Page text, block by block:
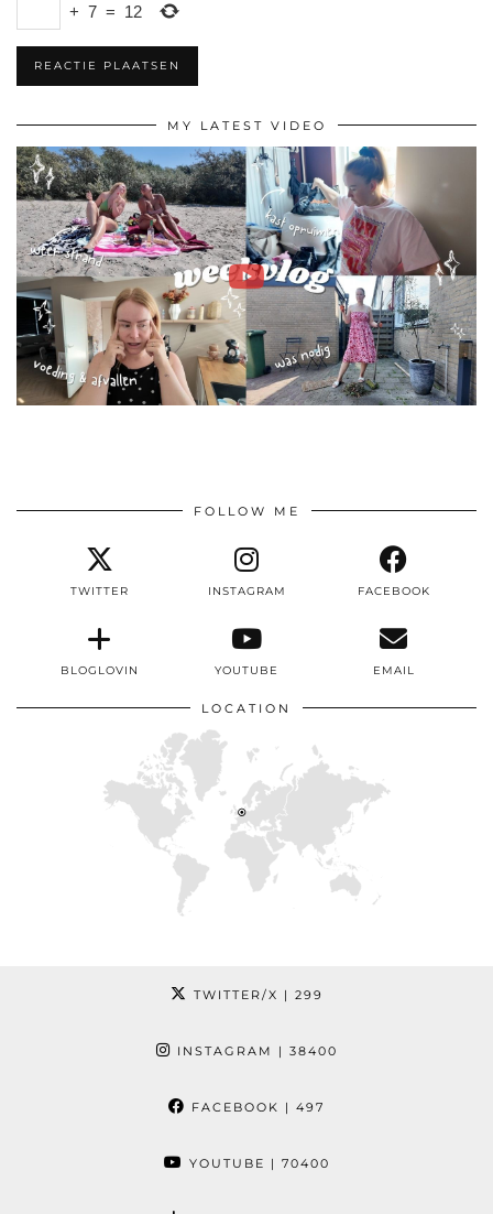
+ 7 = 12
MY LATEST VIDEO
FOLLOW ME
TWITTER INSTAGRAM FACEBOOK
BLOGLOVIN YOUTUBE EMAIL
LOCATION
TWITTER/X | 299
INSTAGRAM | 38400
FACEBOOK | 497
YOUTUBE | 70400